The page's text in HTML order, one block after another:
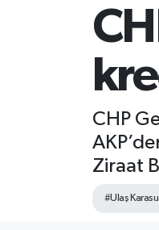
CHP
Ziraat
#Ulaş Karasu
Haber Arşivi